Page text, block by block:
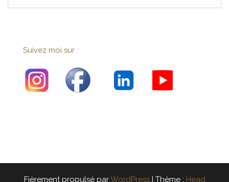
Suivez moi sur :
Fièrement propulsé parWordPress | Thème : Head